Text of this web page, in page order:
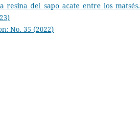
resina del sapo acate entre los matsés.
No. 35 (2022)